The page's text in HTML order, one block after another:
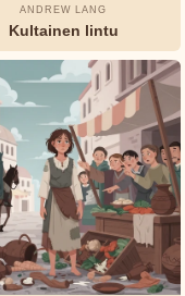
ANDREW LANG
Kultainen lintu